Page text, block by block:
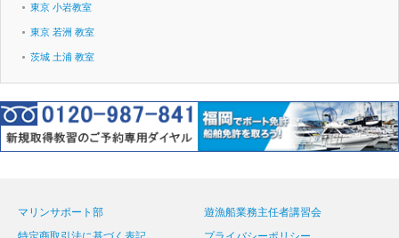
東京 小岩教室
東京 若洲 教室
茨城 土浦 教室
マリンサポート部
遊漁船業務主任者講習会